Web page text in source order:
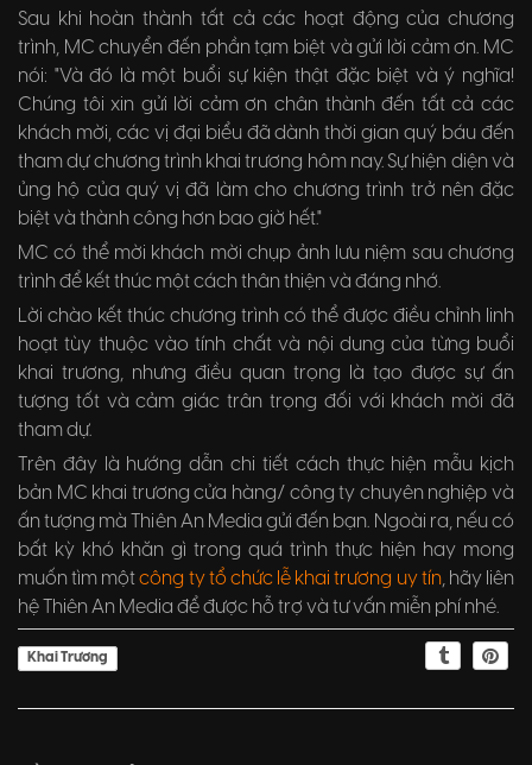
Sau khi hoàn thành tất cả các hoạt động của chương
trình, MC chuyển đến phần tạm biệt và gửi lời cảm ơn. MC
nói: "Và đó là một buổi sự kiện thật đặc biệt và ý nghĩa!
Chúng tôi xin gửi lời cảm ơn chân thành đến tất cả các
khách mời, các vị đại biểu đã dành thời gian quý báu đến
tham dự chương trình khai trương hôm nay. Sự hiện diện và
ủng hộ của quý vị đã làm cho chương trình trở nên đặc
biệt và thành công hơn bao giờ hết."
MC có thể mời khách mời chụp ảnh lưu niệm sau chương
trình để kết thúc một cách thân thiện và đáng nhớ.
Lời chào kết thúc chương trình có thể được điều chỉnh linh
hoạt tùy thuộc vào tính chất và nội dung của từng buổi
khai trương, nhưng điều quan trọng là tạo được sự ấn
tượng tốt và cảm giác trân trọng đối với khách mời đã
tham dự.
Trên đây là hướng dẫn chi tiết cách thực hiện mẫu kịch
bản MC khai trương cửa hàng/ công ty chuyên nghiệp và
ấn tượng mà Thiên An Media gửi đến bạn. Ngoài ra, nếu có
bất kỳ khó khăn gì trong quá trình thực hiện hay mong
muốn tìm mộtcông ty tổ chức lễ khai trương uy tín, hãy liên
hệ Thiên An Media để được hỗ trợ và tư vấn miễn phí nhé.
Khai Trương